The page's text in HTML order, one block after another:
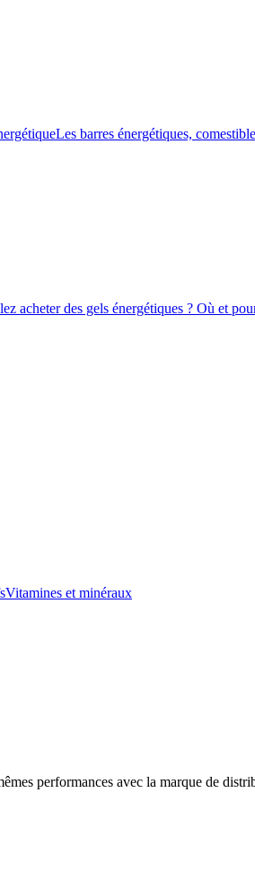
Les barres énergétiques,
acheter des gels énergétiques ? Où et
Vitamines et minéraux
performances avec la marque de